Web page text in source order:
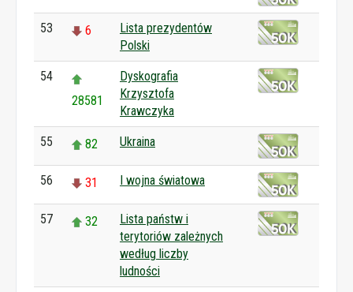
53 6
Lista prezydentów
Polski
54
28581
Dyskografia
Krzysztofa
Krawczyka
55 82 Ukraina
56 31 I wojna światowa
57 32
Lista państw i
terytoriów zależnych
według liczby
ludności